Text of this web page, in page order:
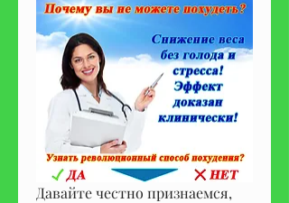
Давайте честно признаемся,